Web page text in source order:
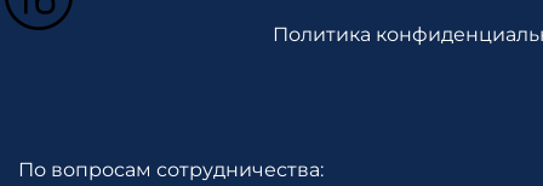
Политика
По вопросам сотрудничества: